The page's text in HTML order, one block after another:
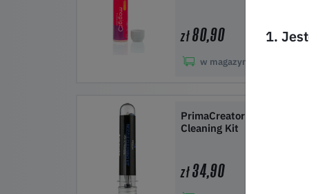
zł80,90
w magazynie:
PrimaCreator Nozzle
Cleaning Kit
zł34,90
1.